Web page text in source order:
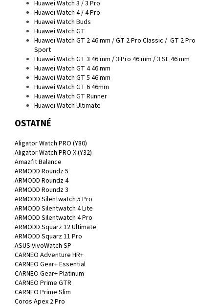
Huawei Watch 3 / 3 Pro
Huawei Watch 4 / 4 Pro
Huawei Watch Buds
Huawei Watch GT
Huawei Watch GT 2 46 mm / GT 2 Pro Classic / GT 2 Pro
Sport
Huawei Watch GT 3 46 mm / 3 Pro 46 mm / 3 SE 46 mm
Huawei Watch GT 4 46 mm
Huawei Watch GT 5 46 mm
Huawei Watch GT 6 46mm
Huawei Watch GT Runner
Huawei Watch Ultimate
OSTATNÉ
Aligator Watch PRO (Y80)
Aligator Watch PRO X (Y32)
Amazfit Balance
ARMODD Roundz 5
ARMODD Roundz 4
ARMODD Roundz 3
ARMODD Silentwatch 5 Pro
ARMODD Silentwatch 4 Lite
ARMODD Silentwatch 4 Pro
ARMODD Squarz 12 Ultimate
ARMODD Squarz 11 Pro
ASUS VivoWatch SP
CARNEO Adventure HR+
CARNEO Gear+ Essential
CARNEO Gear+ Platinum
CARNEO Prime GTR
CARNEO Prime Slim
Coros Apex 2 Pro